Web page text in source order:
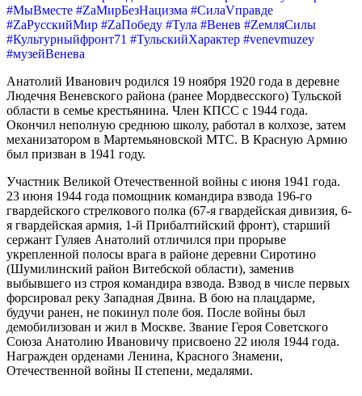
#МыВместе #ZaМирБезНацизма #СилаVправде
#ZaРусскийМир #ZaПобеду #Тула #Венев #ZемляСилы
#Культурныйфронт71 #ТульскийХарактер #venevmuzey
#музейВенева
Анатолий Иванович родился 19 ноября 1920 года в деревне
Людечня Веневского района (ранее Мордвесского) Тульской
области в семье крестьянина. Член КПСС с 1944 года.
Окончил неполную среднюю школу, работал в колхозе, затем
механизатором в Мартемьяновской МТС. В Красную Армию
был призван в 1941 году.
Участник Великой Отечественной войны с июня 1941 года.
23 июня 1944 года помощник командира взвода 196-го
гвардейского стрелкового полка (67-я гвардейская дивизия, 6-
я гвардейская армия, 1-й Прибалтийский фронт), старший
сержант Гуляев Анатолий отличился при прорыве
укрепленной полосы врага в районе деревни Сиротино
(Шумилинский район Витебской области), заменив
выбывшего из строя командира взвода. Взвод в числе первых
форсировал реку Западная Двина. В бою на плацдарме,
будучи ранен, не покинул поле боя. После войны был
демобилизован и жил в Москве. Звание Героя Советского
Союза Анатолию Ивановичу присвоено 22 июля 1944 года.
Награжден орденами Ленина, Красного Знамени,
Отечественной войны II степени, медалями.